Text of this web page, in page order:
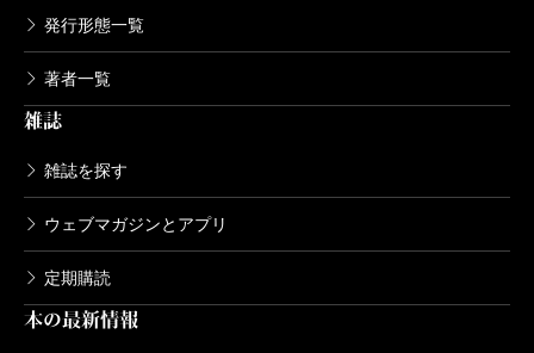
発行形態一覧
著者一覧
雑誌
雑誌を探す
ウェブマガジンとアプリ
定期購読
本の最新情報